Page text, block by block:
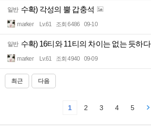
일반 수확) 각성의 뿔 갑충석
marker Lv.61 조회 6486 09-10
일반 수확) 16티와 11티의 차이는 없는 듯하다
marker Lv.61 조회 4940 09-09
최근 다음
1 2 3 4 5